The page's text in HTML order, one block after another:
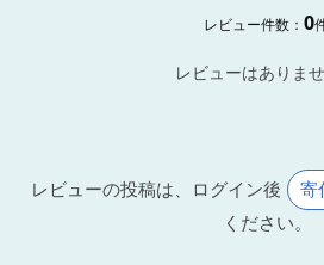
レビュー件数：0
レビューはありませ
レビューの投稿は、ログイン後 寄
ください。